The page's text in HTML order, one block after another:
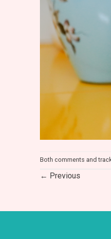
Both comments and
← Previous